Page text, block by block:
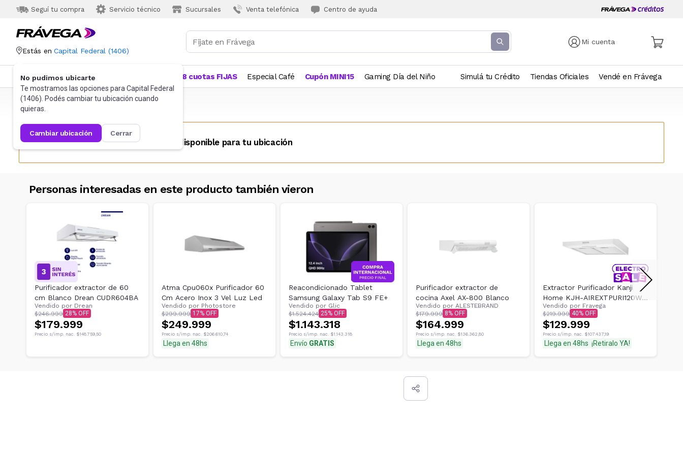
Seguí tu compra Servicio técnico Sucursales Venta telefónica Centro de ayuda
Mi cuenta
Estás en Capital Federal (1406)
No pudimos ubicarte
Te mostramos las opciones para Capital Federal
(1406). Podés cambiar tu ubicación cuando
quieras.
cambiar ubicación cerrar
Categorías Más Vendidos 18 cuotas FIJAS Especial Café Cupón MINI15 Gaming Día del Niño Simulá tu Crédito Tiendas Oficiales Vendé en Frávega
Frávega Cocina Purificadores
Este producto no se encuentra disponible para tu ubicación
Personas interesadas en este producto también vieron
Purificador extractor de 60
cm Blanco Drean CUDR604BA
Vendido por Drean
$246.999 28
$179.999
Precio s/imp. nac. $148.759,50
Atma Cpu060x Purificador 60
Cm Acero Inox 3 Vel Luz Led
Vendido por Photostore
$299.999 17
$249.999
Precio s/imp. nac. $206.610,74
Llega en 48hs
Reacondicionado Tablet
Samsung Galaxy Tab S9 FE+
Vendido por Glic
$1.524.424 25
$1.143.318
Precio s/imp. nac. $1.143.318
Envío GRATIS
Purificador extractor de
cocina Axel AX-800 Blanco
Vendido por ALESTEBRAND
$179.999 8
$164.999
Precio s/imp. nac. $136.362,80
Llega en 48hs
Extractor Purificador Kanji
Home KJH-AIREXTPURI120W
Blanco
Vendido por Fravega
$219.999 40
$129.999
Precio s/imp. nac. $107.437,19
Llega en 48hs ¡Retiralo YA!